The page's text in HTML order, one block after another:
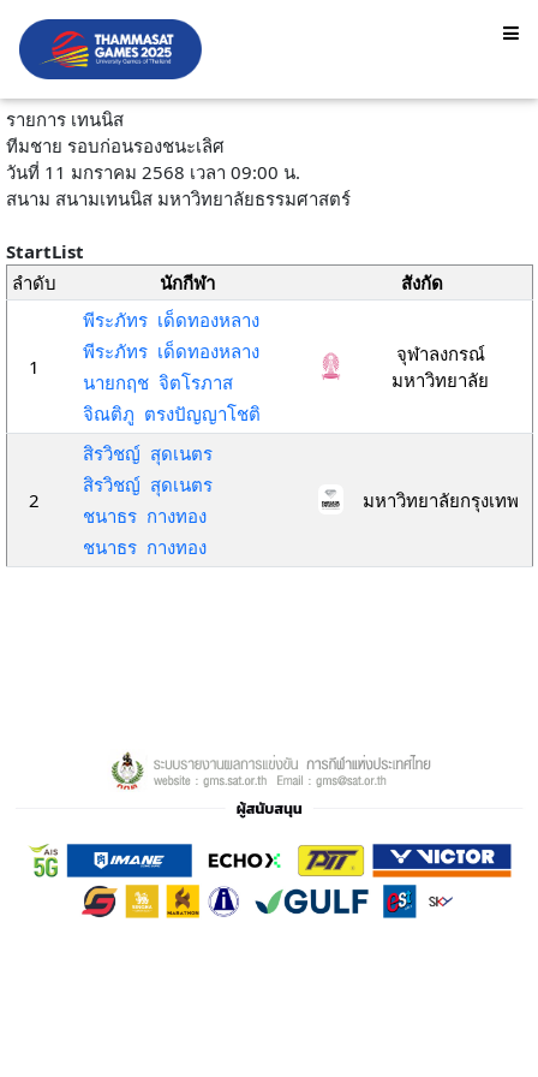
รายการ เทนนิส
ทีมชาย รอบก่อนรองชนะเลิศ
วันที่ 11 มกราคม 2568 เวลา 09:00 น.
สนาม สนามเทนนิส มหาวิทยาลัยธรรมศาสตร์
StartList
ลำดับ
นักกีฬา สังกัด
1
พีระภัทร เด็ดทองหลาง
พีระภัทร เด็ดทองหลาง
นายกฤช จิตโรภาส
จิณติภู ตรงปัญญาโชติ
จุฬาลงกรณ์
มหาวิทยาลัย
2
สิรวิชญ์ สุดเนตร
สิรวิชญ์ สุดเนตร
ชนาธร กางทอง
ชนาธร กางทอง
มหาวิทยาลัยกรุงเทพ